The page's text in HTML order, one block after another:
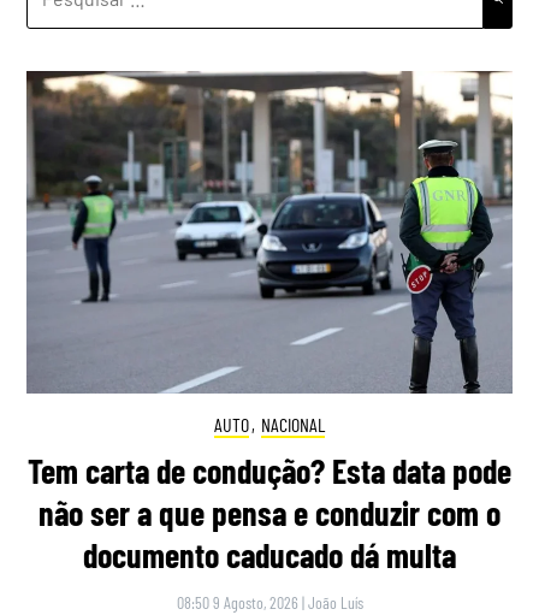
POR:
AUTO, NACIONAL
Tem carta de condução? Esta data pode
não ser a que pensa e conduzir com o
documento caducado dá multa
08:50 9 Agosto, 2026 |João Luís